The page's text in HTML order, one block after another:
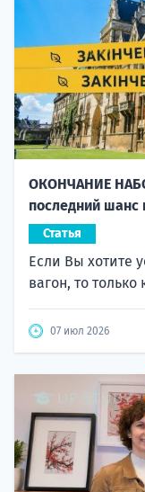
ОКОНЧАНИЕ
последний шанс
Статья
Если Вы хотите
вагон, то только
07 июл 2026